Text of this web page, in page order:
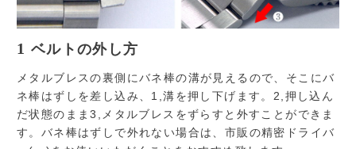
1 ベルトの外し方
メタルブレスの裏側にバネ棒の溝が見えるので、そこにバ
ネ棒はずしを差し込み、1,溝を押し下げます。2,押し込ん
だ状態のまま3,メタルブレスをずらすと外すことができま
す。バネ棒はずしで外れない場合は、市販の精密ドライバ